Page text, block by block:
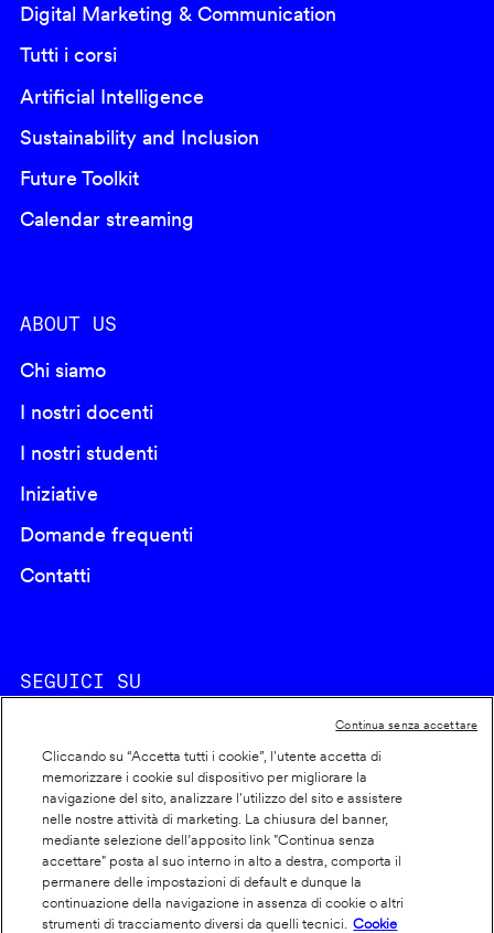
Digital Marketing & Communication
Tutti i corsi
Artificial Intelligence
Sustainability and Inclusion
Future Toolkit
Calendar streaming
ABOUT US
Chi siamo
I nostri docenti
I nostri studenti
Iniziative
Domande frequenti
Contatti
SEGUICI SU
Footer
info
Cookie policy
Dichiarazione di accessibilità
Privacy
Cliccando su “Accetta tutti i cookie”, l'utente accetta di
memorizzare i cookie sul dispositivo per migliorare la
navigazione del sito, analizzare l'utilizzo del sito e assistere
nelle nostre attività di marketing. La chiusura del banner,
mediante selezione dell’apposito link "Continua senza
accettare" posta al suo interno in alto a destra, comporta il
permanere delle impostazioni di default e dunque la
continuazione della navigazione in assenza di cookie o altri
strumenti di tracciamento diversi da quelli tecnici.
Cookie
Continua senza accettare